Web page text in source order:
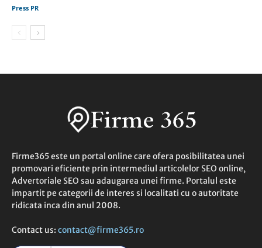
Press PR
Firme365 este un portal online care ofera posibilitatea unei
promovari eficiente prin intermediul articolelor SEO online,
Advertoriale SEO sau adaugarea unei firme. Portalul este
impartit pe categorii de interes si localitati cu o autoritate
ridicata inca din anul 2008.
Contact us: contact@firme365.ro